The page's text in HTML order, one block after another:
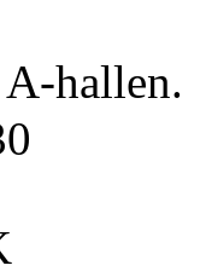
hallen.